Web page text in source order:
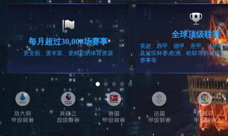
家用监控 车载导航
留言咨询